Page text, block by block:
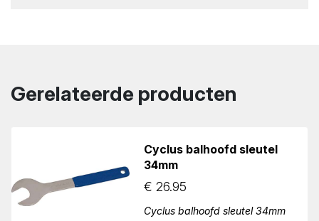
Gerelateerde producten
Cyclus balhoofd sleutel
34mm
€ 26.95
Cyclus balhoofd sleutel 34mm